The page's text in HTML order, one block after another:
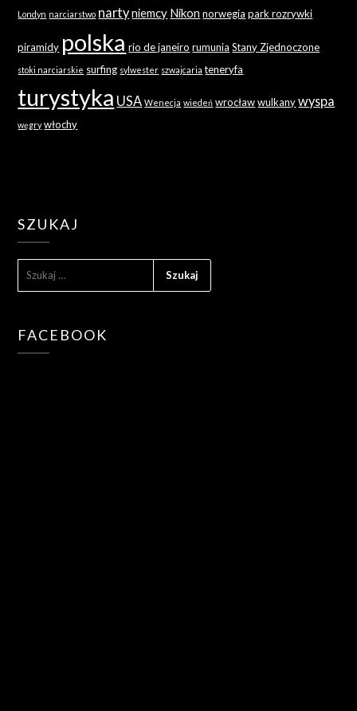
Londyn narciarstwo nartyniemcy Nikon norwegia park rozrywki
piramidy polska rio de janeiro rumunia Stany Zjednoczone
stoki narciarskie surfing sylwester szwajcaria teneryfa
turystyka USA Wenecja wiedeń wrocław wulkany wyspa
węgry włochy
SZUKAJ
FACEBOOK